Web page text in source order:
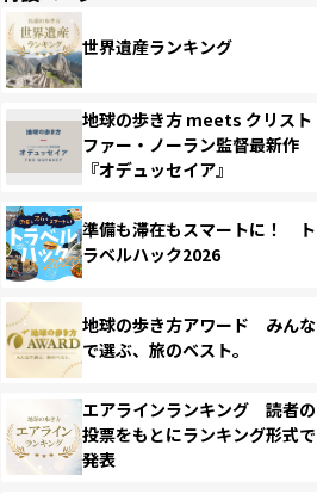
世界遺産ランキング
地球の歩き方 meets クリスト
ファー・ノーラン監督最新作
『オデュッセイア』
準備も滞在もスマートに！ ト
ラベルハック2026
地球の歩き方アワード みんな
で選ぶ、旅のベスト。
エアラインランキング 読者の
投票をもとにランキング形式で
発表